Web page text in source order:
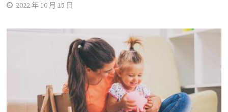
2022 年 10 月 15 日